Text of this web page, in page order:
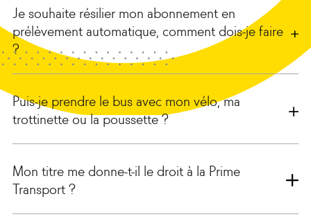
Je souhaite résilier mon abonnement en
prélèvement automatique, comment dois-je faire
?
Puis-je prendre le bus avec mon vélo, ma
trottinette ou la poussette ?
Mon titre me donne-t-il le droit à la Prime
Transport ?